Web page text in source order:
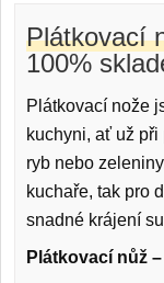
Plátkovací
100%
Plátkovací nože
kuchyni, ať už
ryb nebo
kuchaře, tak pro
snadné krájení
Plátkovací nůž